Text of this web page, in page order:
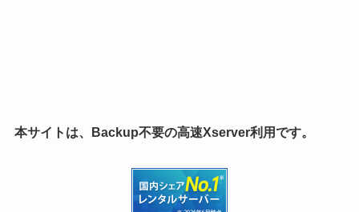
本サイトは、Backup不要の高速Xserver利用です。